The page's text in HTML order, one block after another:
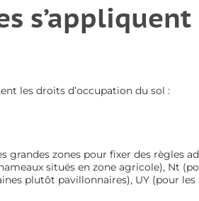
les droits d’occupation du sol :
grandes zones pour fixer des règles
situés en zone agricole), Nt
plutôt pavillonnaires), UY (pour les